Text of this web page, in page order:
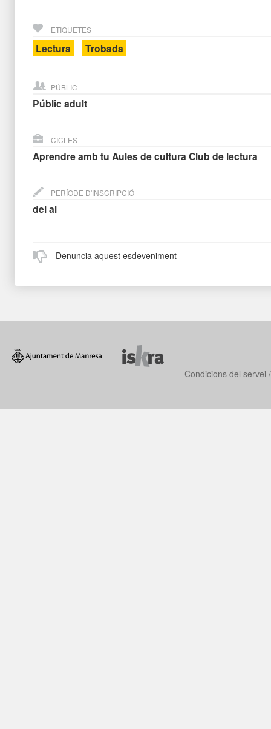
ETIQUETES
Lectura Trobada
PÚBLIC
Públic adult
CICLES
Aprendre amb tu Aules de cultura Club de lectura
PERÍODE D'INSCRIPCIÓ
delal
Denuncia aquest esdeveniment
Condicions del servei